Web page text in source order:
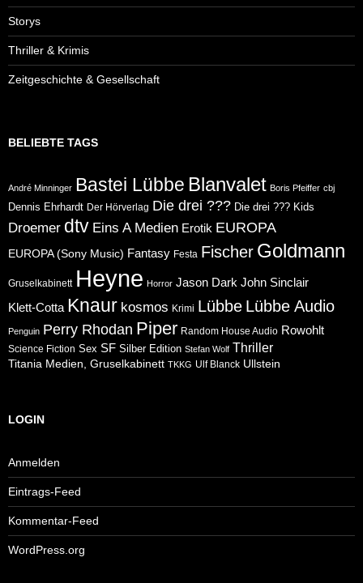
Storys
Thriller & Krimis
Zeitgeschichte & Gesellschaft
BELIEBTE TAGS
André Minninger Bastei Lübbe Blanvalet Boris Pfeiffer cbj
Dennis Ehrhardt Der Hörverlag Die drei ??? Die drei ??? Kids
Droemer dtv Eins A Medien Erotik EUROPA
EUROPA (Sony Music) Fantasy Festa Fischer Goldmann
Gruselkabinett Heyne Horror Jason Dark John Sinclair
Klett-Cotta Knaur kosmos Krimi Lübbe Lübbe Audio
Penguin Perry Rhodan Piper Random House Audio Rowohlt
Science Fiction Sex SF Silber Edition Stefan Wolf Thriller
Titania Medien, Gruselkabinett TKKG Ulf Blanck Ullstein
LOGIN
Anmelden
Eintrags-Feed
Kommentar-Feed
WordPress.org